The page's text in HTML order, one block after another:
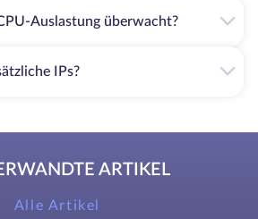
Auslastung überwacht?
IPs?
ARTIKEL
Alle Artikel